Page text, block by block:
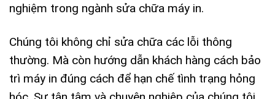
nghiệm trong ngành sửa chữa máy in.
Chúng tôi không chỉ sửa chữa các lỗi thông
thường. Mà còn hướng dẫn khách hàng cách bảo
trì máy in đúng cách để hạn chế tình trạng hỏng